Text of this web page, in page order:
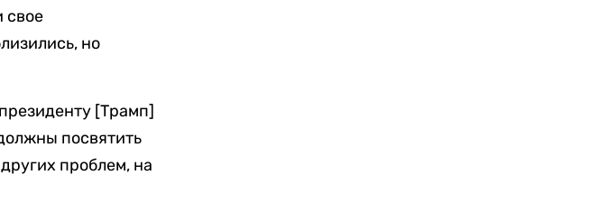
свое
но
[Трамп]
посвятить
проблем, на